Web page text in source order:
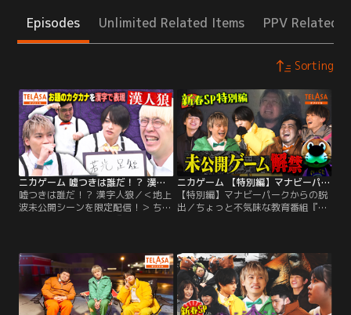
Episodes Unlimited Related Items PPV Related
Sorting
ニカゲーム 嘘つきは誰だ！？ 漢字人狼
嘘つきは誰だ！？ 漢字人狼／＜地上
波未公開シーンを限定配信！＞ ちょ
ケムリが挑む！！ひらめき教育デス
ゲーム ▼カタカナのお題を漢字4文
字で表現！しかし1人だけお題が違
うプレイヤーが混ざっている--誰が
嘘つき人狼なのか見抜けるか！？
ニカゲーム 【特別編】マナビーパークからの脱出
【特別編】マナビーパークからの脱
出／ちょっと不気味な教育番組『ニ
デスゲーム ▼賢くならないと出られ
ない遊園地“マナビーパーク”に閉じ
込められた二階堂・ケムリ・猪俣。
園内のどこかにいる“園長”を見つけ
出して、無事に脱出できるか！？